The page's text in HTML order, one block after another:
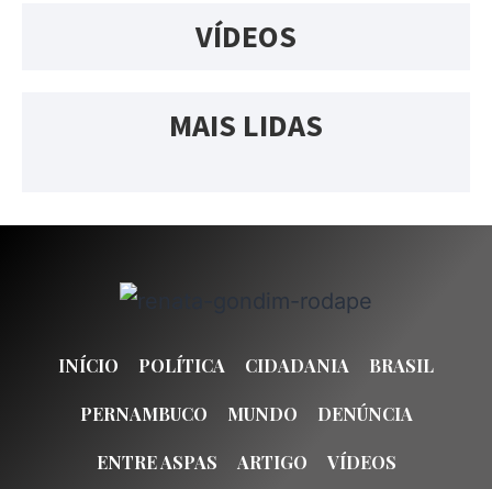
VÍDEOS
MAIS LIDAS
INÍCIO POLÍTICA CIDADANIA BRASIL
PERNAMBUCO MUNDO DENÚNCIA
ENTRE ASPAS ARTIGO VÍDEOS